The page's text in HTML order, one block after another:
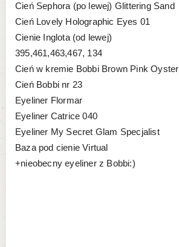
Cień Sephora (po lewej) Glittering Sand
Cień Lovely Holographic Eyes 01
Cienie Inglota (od lewej)
395,461,463,467, 134
Cień w kremie Bobbi Brown Pink Oyster
Cień Bobbi nr 23
Eyeliner Flormar
Eyeliner Catrice 040
Eyeliner My Secret Glam Specjalist
Baza pod cienie Virtual
+nieobecny eyeliner z Bobbi:)